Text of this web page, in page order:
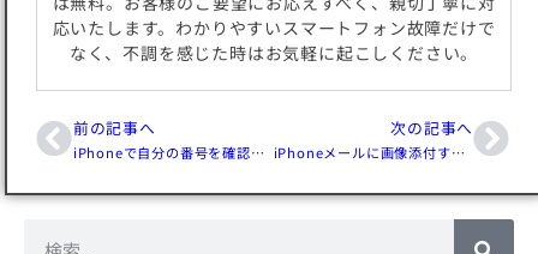
応いたします。わかりやすいスマートフォン故障だけで
なく、不調を感じた時はお気軽に起こしください。
前の記事へ
iPhoneで自分の番号を確認する方法!分かりやすく解説します
次の記事へ
iPhoneメールに画像添付する方法!送信の際に気をつけたい事とは